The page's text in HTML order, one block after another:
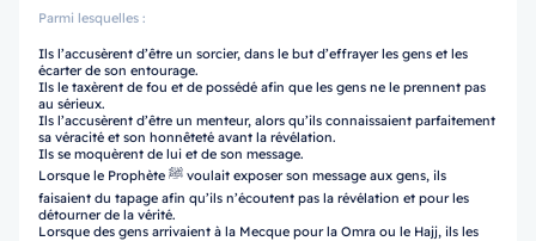
Parmi lesquelles :
Ils l’accusèrent d’être un sorcier, dans le but d’effrayer les gens et les
écarter de son entourage.
Ils le taxèrent de fou et de possédé afin que les gens ne le prennent pas
au sérieux.
Ils l’accusèrent d’être un menteur, alors qu’ils connaissaient parfaitement
sa véracité et son honnêteté avant la révélation.
Ils se moquèrent de lui et de son message.
Lorsque le Prophète ﷺ voulait exposer son message aux gens, ils
faisaient du tapage afin qu’ils n’écoutent pas la révélation et pour les
détourner de la vérité.
Lorsque des gens arrivaient à la Mecque pour la Omra ou le Hajj, ils les